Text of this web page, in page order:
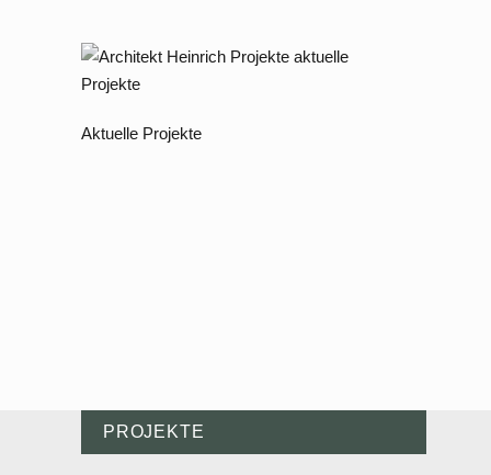
Aktuelle Projekte
PROJEKTE